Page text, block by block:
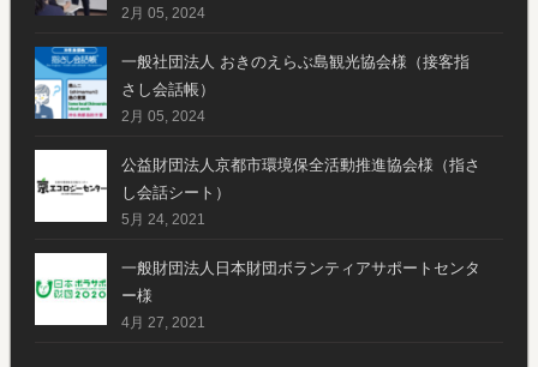
2月 05, 2024
一般社団法人 おきのえらぶ島観光協会様（接客指
さし会話帳）
2月 05, 2024
公益財団法人京都市環境保全活動推進協会様（指さ
し会話シート）
5月 24, 2021
一般財団法人日本財団ボランティアサポートセンタ
ー様
4月 27, 2021